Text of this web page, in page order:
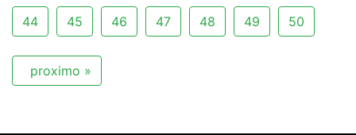
44 45 46 47 48 49 50
proximo »